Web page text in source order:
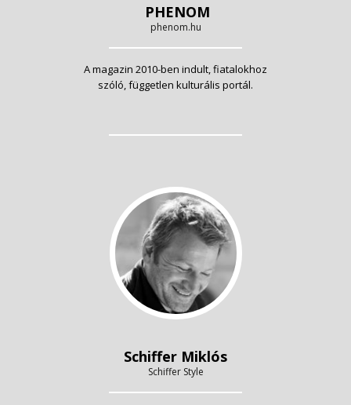
PHENOM
phenom.hu
A magazin 2010-ben indult, fiatalokhoz
szóló, független kulturális portál.
Schiffer Miklós
Schiffer Style